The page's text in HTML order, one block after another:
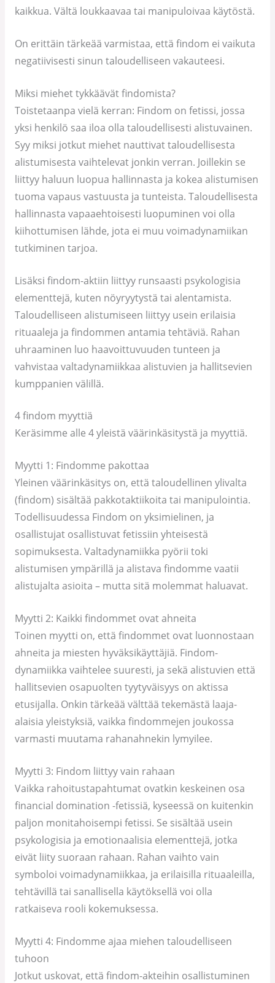
kaikkua. Vältä loukkaavaa tai manipuloivaa käytöstä.
On erittäin tärkeää varmistaa, että findom ei vaikuta
negatiivisesti sinun taloudelliseen vakauteesi.
Miksi miehet tykkäävät findomista?
Toistetaanpa vielä kerran: Findom on fetissi, jossa
yksi henkilö saa iloa olla taloudellisesti alistuvainen.
Syy miksi jotkut miehet nauttivat taloudellisesta
alistumisesta vaihtelevat jonkin verran. Joillekin se
liittyy haluun luopua hallinnasta ja kokea alistumisen
tuoma vapaus vastuusta ja tunteista. Taloudellisesta
hallinnasta vapaaehtoisesti luopuminen voi olla
kiihottumisen lähde, jota ei muu voimadynamiikan
tutkiminen tarjoa.
Lisäksi findom-aktiin liittyy runsaasti psykologisia
elementtejä, kuten nöyryytystä tai alentamista.
Taloudelliseen alistumiseen liittyy usein erilaisia
rituaaleja ja findommen antamia tehtäviä. Rahan
uhraaminen luo haavoittuvuuden tunteen ja
vahvistaa valtadynamiikkaa alistuvien ja hallitsevien
kumppanien välillä.
4 findom myyttiä
Keräsimme alle 4 yleistä väärinkäsitystä ja myyttiä.
Myytti 1: Findomme pakottaa
Yleinen väärinkäsitys on, että taloudellinen ylivalta
(findom) sisältää pakkotaktiikoita tai manipulointia.
Todellisuudessa Findom on yksimielinen, ja
osallistujat osallistuvat fetissiin yhteisestä
sopimuksesta. Valtadynamiikka pyörii toki
alistumisen ympärillä ja alistava findomme vaatii
alistujalta asioita – mutta sitä molemmat haluavat.
Myytti 2: Kaikki findommet ovat ahneita
Toinen myytti on, että findommet ovat luonnostaan
ahneita ja miesten hyväksikäyttäjiä. Findom-
dynamiikka vaihtelee suuresti, ja sekä alistuvien että
hallitsevien osapuolten tyytyväisyys on aktissa
etusijalla. Onkin tärkeää välttää tekemästä laaja-
alaisia yleistyksiä, vaikka findommejen joukossa
varmasti muutama rahanahnekin lymyilee.
Myytti 3: Findom liittyy vain rahaan
Vaikka rahoitustapahtumat ovatkin keskeinen osa
financial domination -fetissiä, kyseessä on kuitenkin
paljon monitahoisempi fetissi. Se sisältää usein
psykologisia ja emotionaalisia elementtejä, jotka
eivät liity suoraan rahaan. Rahan vaihto vain
symboloi voimadynamiikkaa, ja erilaisilla rituaaleilla,
tehtävillä tai sanallisella käytöksellä voi olla
ratkaiseva rooli kokemuksessa.
Myytti 4: Findomme ajaa miehen taloudelliseen
tuhoon
Jotkut uskovat, että findom-akteihin osallistuminen